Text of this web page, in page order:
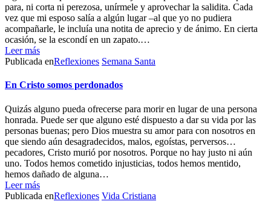
para, ni corta ni perezosa, unírmele y aprovechar la salidita. Cada
vez que mi esposo salía a algún lugar –al que yo no pudiera
acompañarle, le incluía una notita de aprecio y de ánimo. En cierta
ocasión, se la escondí en un zapato.…
Leer más
Publicada enReflexiones Semana Santa
En Cristo somos perdonados
Quizás alguno pueda ofrecerse para morir en lugar de una persona
honrada. Puede ser que alguno esté dispuesto a dar su vida por las
personas buenas; pero Dios muestra su amor para con nosotros en
que siendo aún desagradecidos, malos, egoístas, perversos…
pecadores, Cristo murió por nosotros. Porque no hay justo ni aún
uno. Todos hemos cometido injusticias, todos hemos mentido,
hemos dañado de alguna…
Leer más
Publicada enReflexiones Vida Cristiana